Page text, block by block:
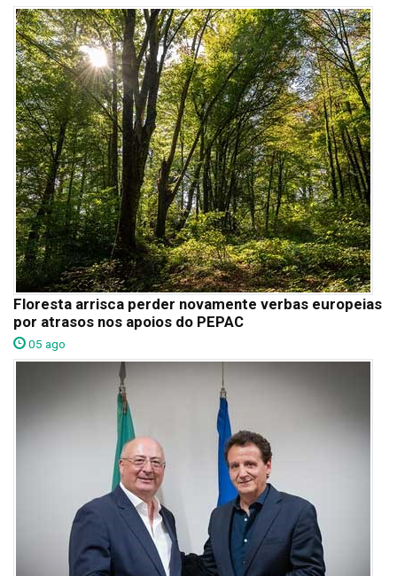
Floresta arrisca perder novamente verbas europeias
por atrasos nos apoios do PEPAC
05 ago